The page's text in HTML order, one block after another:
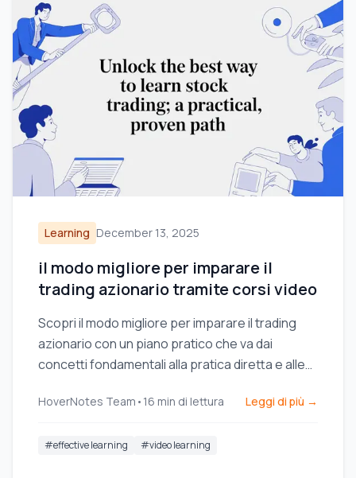
Learning December 13, 2025
il modo migliore per imparare il
trading azionario tramite corsi video
Scopri il modo migliore per imparare il trading
azionario con un piano pratico che va dai
concetti fondamentali alla pratica diretta e alle
HoverNotes Team • 16 min di lettura Leggi di più →
#effective learning #video learning